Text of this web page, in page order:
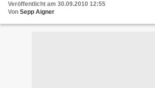
Veröffentlicht am 30.09.2010 12:55
Von Sepp Aigner